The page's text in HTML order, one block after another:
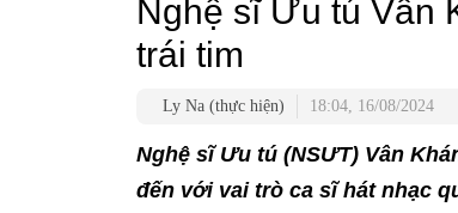
MỘT LƯỚT HIỂU LUẬT NHỊP CẦU
Nghệ sĩ Ưu tú Vân
trái tim
Ly Na (thực hiện) 18:04, 16/08/2024
Nghệ sĩ Ưu tú (NSƯT) Vân
đến với vai trò ca sĩ hát nhạc